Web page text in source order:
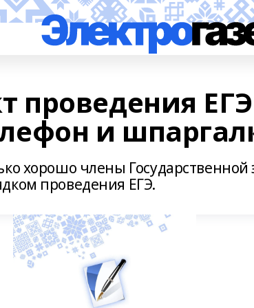
проведения ЕГЭ
и
хорошо члены
проведения ЕГЭ.